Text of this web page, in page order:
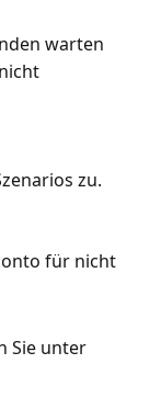
warten
zu.
für nicht
Sie unter